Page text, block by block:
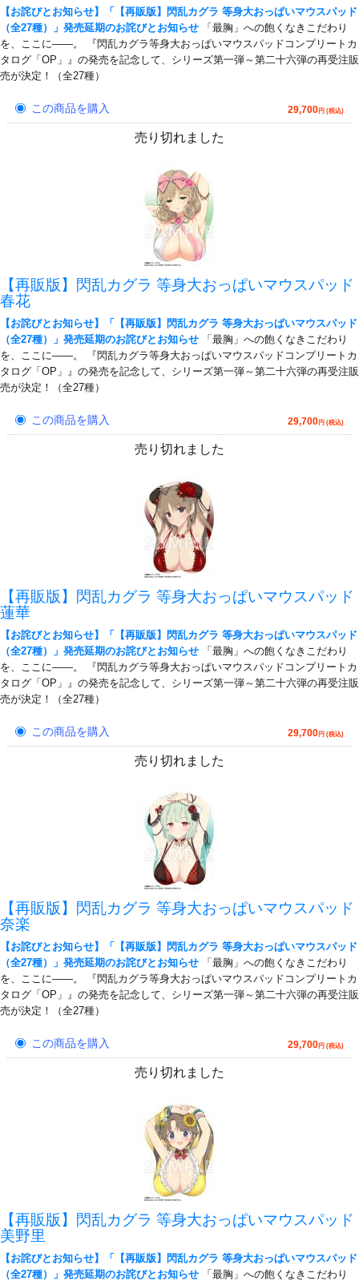
【お詫びとお知らせ】「【再販版】閃乱カグラ 等身大おっぱいマウスパッド
（全27種）」発売延期のお詫びとお知らせ 「最胸」への飽くなきこだわり
を、ここに――。 『閃乱カグラ等身大おっぱいマウスパッドコンプリートカ
タログ「OP」』の発売を記念して、シリーズ第一弾～第二十六弾の再受注販
売が決定！（全27種）
この商品を購入 29,700円 (税込)
売り切れました
【再販版】閃乱カグラ 等身大おっぱいマウスパッド
春花
【お詫びとお知らせ】「【再販版】閃乱カグラ 等身大おっぱいマウスパッド
（全27種）」発売延期のお詫びとお知らせ 「最胸」への飽くなきこだわり
を、ここに――。 『閃乱カグラ等身大おっぱいマウスパッドコンプリートカ
タログ「OP」』の発売を記念して、シリーズ第一弾～第二十六弾の再受注販
売が決定！（全27種）
この商品を購入 29,700円 (税込)
売り切れました
【再販版】閃乱カグラ 等身大おっぱいマウスパッド
蓮華
【お詫びとお知らせ】「【再販版】閃乱カグラ 等身大おっぱいマウスパッド
（全27種）」発売延期のお詫びとお知らせ 「最胸」への飽くなきこだわり
を、ここに――。 『閃乱カグラ等身大おっぱいマウスパッドコンプリートカ
タログ「OP」』の発売を記念して、シリーズ第一弾～第二十六弾の再受注販
売が決定！（全27種）
この商品を購入 29,700円 (税込)
売り切れました
【再販版】閃乱カグラ 等身大おっぱいマウスパッド
奈楽
【お詫びとお知らせ】「【再販版】閃乱カグラ 等身大おっぱいマウスパッド
（全27種）」発売延期のお詫びとお知らせ 「最胸」への飽くなきこだわり
を、ここに――。 『閃乱カグラ等身大おっぱいマウスパッドコンプリートカ
タログ「OP」』の発売を記念して、シリーズ第一弾～第二十六弾の再受注販
売が決定！（全27種）
この商品を購入 29,700円 (税込)
売り切れました
【再販版】閃乱カグラ 等身大おっぱいマウスパッド
美野里
【お詫びとお知らせ】「【再販版】閃乱カグラ 等身大おっぱいマウスパッド
（全27種）」発売延期のお詫びとお知らせ 「最胸」への飽くなきこだわり